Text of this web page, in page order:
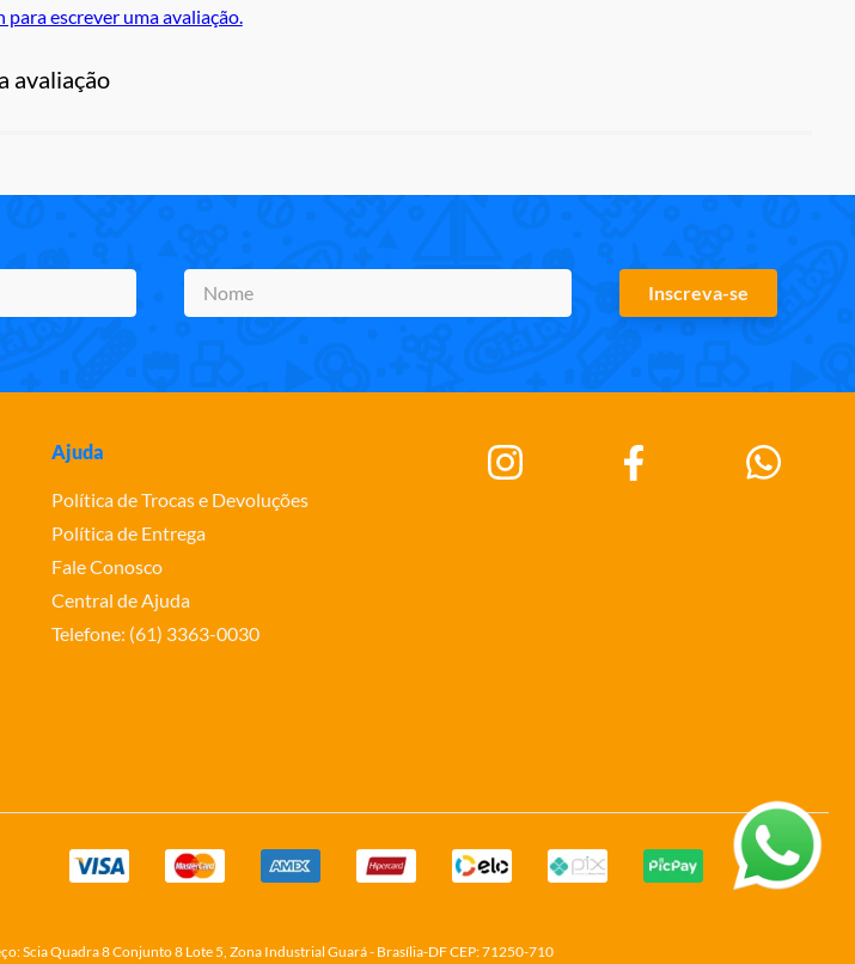
para escrever uma avaliação.
avaliação
Inscreva-se
Ajuda
Política de Trocas e Devoluções
Política de Entrega
Fale Conosco
Central de Ajuda
Telefone: (61) 3363-0030
Scia Quadra 8 Conjunto 8 Lote 5, Zona Industrial Guará - Brasília-DF CEP: 71250-710